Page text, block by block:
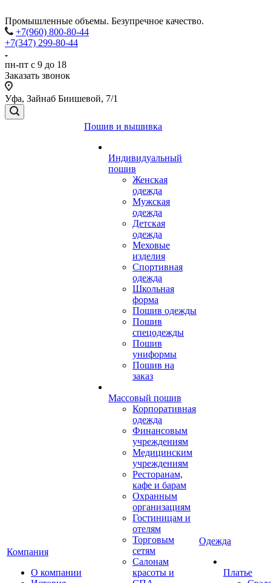
Промышленные объемы. Безупречное качество.
+7(960) 800-80-44
+7(347) 299-80-44
пн-пт с 9 до 18
Заказать звонок
Уфа, Зайнаб Биишевой, 7/1
Компания
О компании
Пошив и вышивка
Индивидуальный
пошив
Женская
одежда
Мужская
одежда
Детская
одежда
Меховые
изделия
Спортивная
одежда
Школьная
форма
Пошив одежды
Пошив
спецодежды
Пошив
униформы
Пошив на
заказ
Массовый пошив
Корпоративная
одежда
Финансовым
учреждениям
Медицинским
учреждениям
Ресторанам,
кафе и барам
Охранным
организациям
Гостиницам и
отелям
Торговым
сетям
Салонам
красоты и
Одежда
Платье